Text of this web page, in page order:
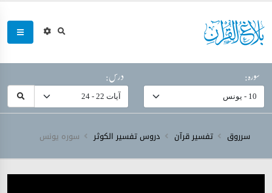
سورہ: درس:
سرروق تفسیر قرآن دروس تفسیر الکوثر سورہ ‎يونس